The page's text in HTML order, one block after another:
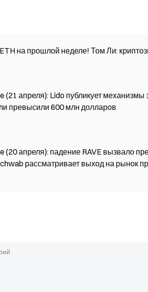
на прошлой неделе! Том Ли:
(21 апреля): Lido публикует
превысили 600 млн долларов
(20 апреля): падение RAVE вызвало
рассматривает выход на рынок